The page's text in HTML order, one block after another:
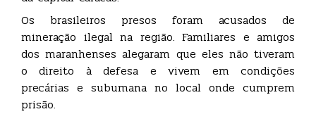
Os brasileiros presos foram acusados de
mineração ilegal na região. Familiares e amigos
dos maranhenses alegaram que eles não tiveram
o direito à defesa e vivem em condições
precárias e subumana no local onde cumprem
prisão.